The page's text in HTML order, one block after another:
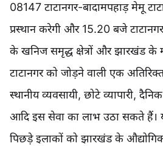
08147 टाटानगर-बादामपहाड़ मेमू
प्रस्थान करेगी और 15.20 बजे
के खनिज समृद्ध क्षेत्रों और झारखंड के
टाटानगर को जोड़ने वाली एक
स्थानीय व्यवसायी, छोटे व्यापारी,
आदि इस सेवा का लाभ उठा सकते हैं।
पिछड़े इलाकों को झारखंड के औद्योगिक